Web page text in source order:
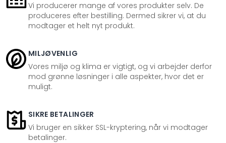
Vi producerer mange af vores produkter selv. De
produceres efter bestilling. Dermed sikrer vi, at du
modtager et helt nyt produkt.
MILJØVENLIG
Vores miljø og klima er vigtigt, og vi arbejder derfor
mod grønne løsninger i alle aspekter, hvor det er
muligt.
SIKRE BETALINGER
Vi bruger en sikker SSL-kryptering, når vi modtager
betalinger.